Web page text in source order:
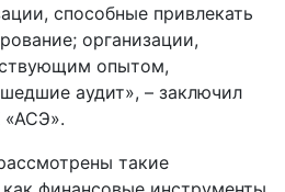
способные привлекать
организации,
опытом,
аудит», – заключил
«АСЭ».
такие